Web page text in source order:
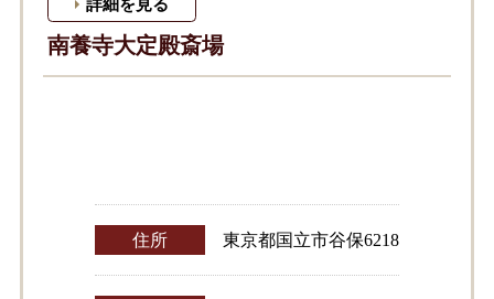
南養寺大定殿斎場
詳細を見る
住所 東京都国立市谷保6218